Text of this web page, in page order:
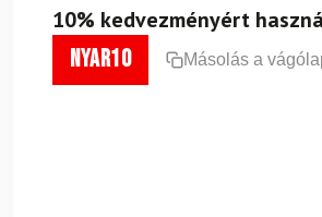
10% kedvezményért
nyar10 Másolás a